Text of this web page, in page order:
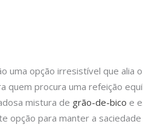
uma opção irresistível que
quem procura uma refeição
mistura de grão-de-bico e
opção para manter a